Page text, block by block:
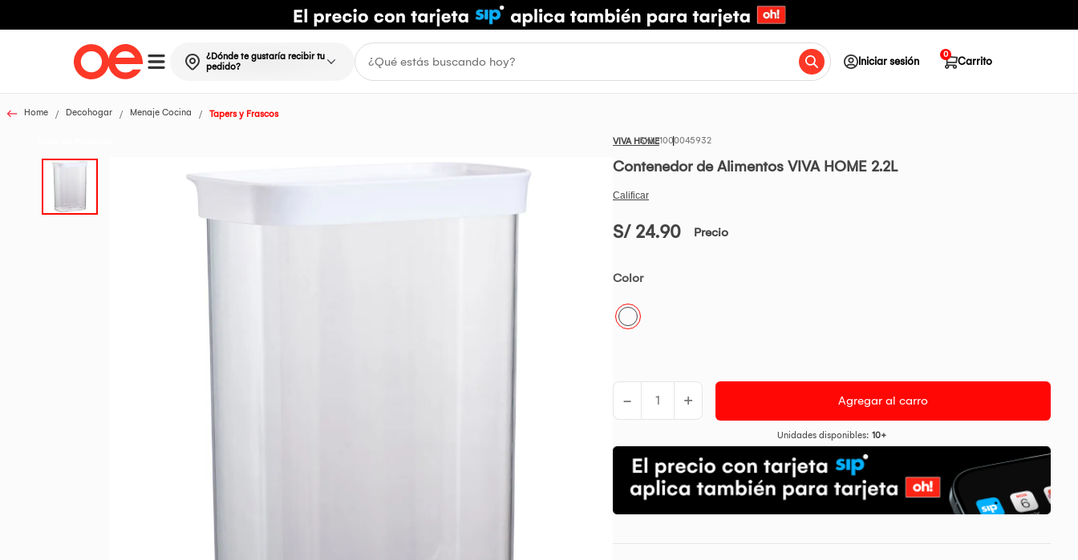
¿Dónde te gustaría recibir tu
pedido?
Iniciar sesión Carrito
0
Home Decohogar Menaje Cocina Tapers y Frascos
VIVA HOME1000045932
Contenedor de Alimentos VIVA HOME 2.2L
S/ 24.90 Precio
Color
- + Agregar al carro
Unidades disponibles: 10+